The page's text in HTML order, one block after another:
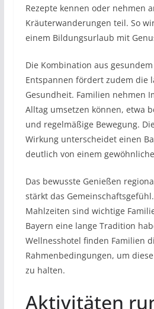
Rezepte kennen oder nehmen
Kräuterwanderungen teil. So
einem Bildungsurlaub mit
Die Kombination aus
Entspannen fördert zudem die
Gesundheit. Familien nehmen
Alltag umsetzen können, etwa
und regelmäßige Bewegung.
Wirkung unterscheidet einen
deutlich von einem
Das bewusste Genießen
stärkt das
Mahlzeiten sind wichtige
Bayern eine lange Tradition
Wellnesshotel finden Familien
Rahmenbedingungen, um
zu halten.
Aktivitäten